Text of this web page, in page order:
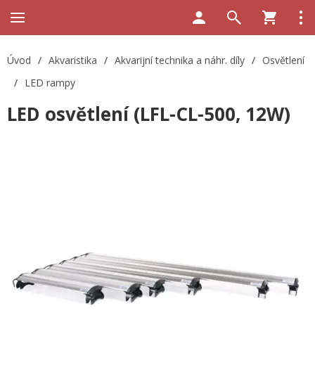
Úvod / Akvaristika / Akvarijní technika a náhr. díly / Osvětlení
/ LED rampy
LED osvětlení (LFL-CL-500, 12W)